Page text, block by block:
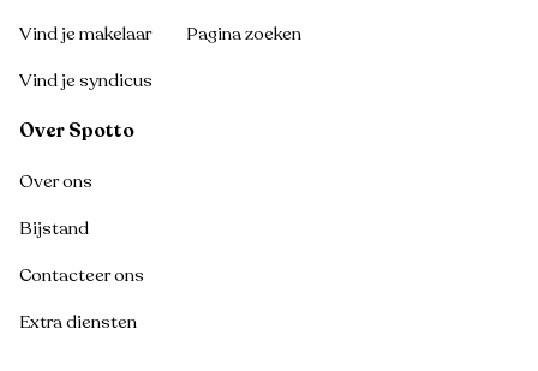
Vind je makelaar
Vind je syndicus
Pagina zoeken
Over Spotto
Over ons
Bijstand
Contacteer ons
Extra diensten